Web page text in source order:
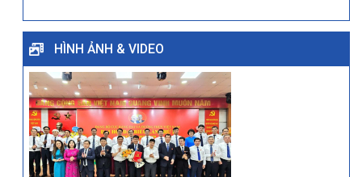
HÌNH ẢNH & VIDEO